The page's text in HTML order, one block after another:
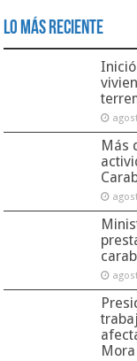
Lo Más Reciente
Más
Mora